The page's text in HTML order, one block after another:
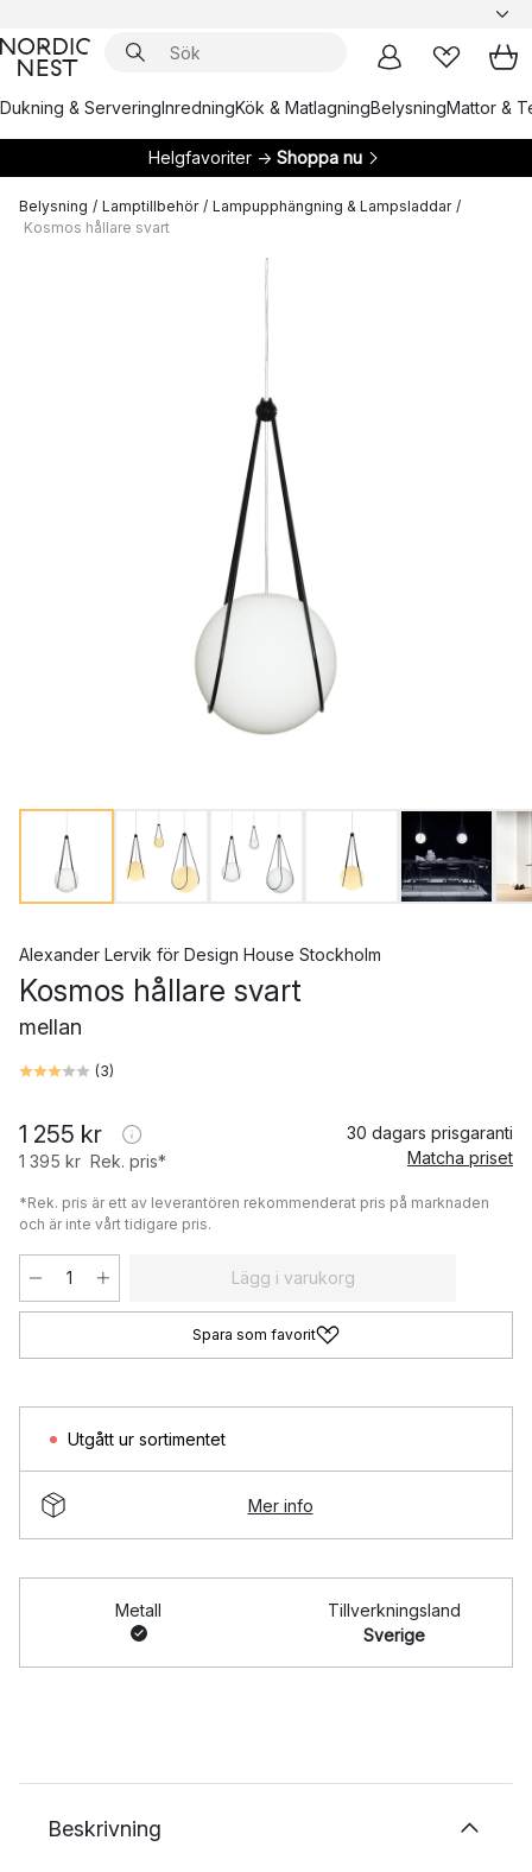
Dukning & ServeringInredningKök & MatlagningBelysningMattor &
Helgfavoriter → Shoppa nu
Belysning / Lamptillbehör / Lampupphängning & Lampsladdar /
Kosmos hållare svart
Alexander Lervik för Design House Stockholm
Kosmos hållare svart
mellan
(3)
1 255 kr
1 395 kr Rek. pris*
30 dagars prisgaranti
Matcha priset
*Rek. pris är ett av leverantören rekommenderat pris på marknaden
och är inte vårt tidigare pris.
Lägg i varukorg
Spara som favorit
Utgått ur sortimentet
Mer info
Metall
Tillverkningsland
Sverige
Beskrivning